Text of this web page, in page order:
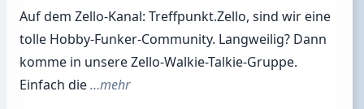
Auf dem Zello-Kanal: Treffpunkt.Zello, sind wir eine
tolle Hobby-Funker-Community. Langweilig? Dann
komme in unsere Zello-Walkie-Talkie-Gruppe.
Einfach die…mehr